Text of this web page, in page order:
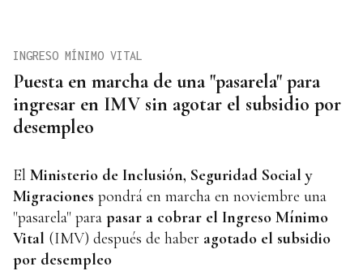
Puesta en marcha de una "pasarela" para
ingresar en IMV sin agotar el subsidio por
desempleo
INGRESO MÍNIMO VITAL
El Ministerio de Inclusión, Seguridad Social y
Migraciones pondrá en marcha en noviembre una
"pasarela" para pasar a cobrar el Ingreso Mínimo
Vital (IMV) después de haber agotado el subsidio
por desempleo